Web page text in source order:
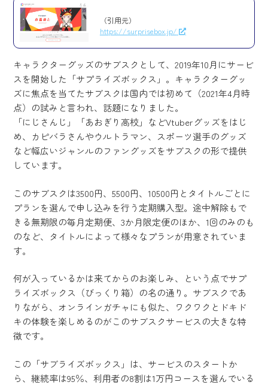
（引用元）
https://surprisebox.jp/
キャラクターグッズのサブスクとして、2019年10月にサービ
スを開始した「サプライズボックス」。キャラクターグッ
ズに焦点を当てたサブスクは国内では初めて（2021年4月時
点）の試みと言われ、話題になりました。
「にじさんじ」「あおぎり高校」などVtuberグッズをはじ
め、カピバラさんやウルトラマン、スポーツ選手のグッズ
など幅広いジャンルのファングッズをサブスクの形で提供
しています。
このサブスクは3500円、5500円、10500円とタイトルごとに
プランを選んで申し込みを行う定期購入型。途中解除もで
きる無期限の毎月定期便、3か月限定便のほか、1回のみのも
のなど、タイトルによって様々なプランが用意されていま
す。
何が入っているかは来てからのお楽しみ、という点でサプ
ライズボックス（びっくり箱）の名の通り。サブスクであ
りながら、オンラインガチャにも似た、ワクワクとドキド
キの体験を楽しめるのがこのサブスクサービスの大きな特
徴です。
この「サブライズボックス」は、サービスのスタートか
ら、継続率は95％、利用者の8割は1万円コースを選んでいる